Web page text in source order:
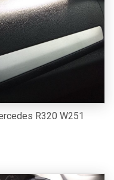
R320 W251